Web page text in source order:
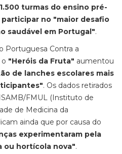
turmas do ensino pré-
participar no "maior desafio
saudável em Portugal".
Portuguesa Contra a
"Heróis da Fruta" aumentou
de lanches escolares mais
. Os dados retirados
FMUL (Instituto de
de Medicina da
ainda que por causa do
experimentaram pela
ou hortícola nova".